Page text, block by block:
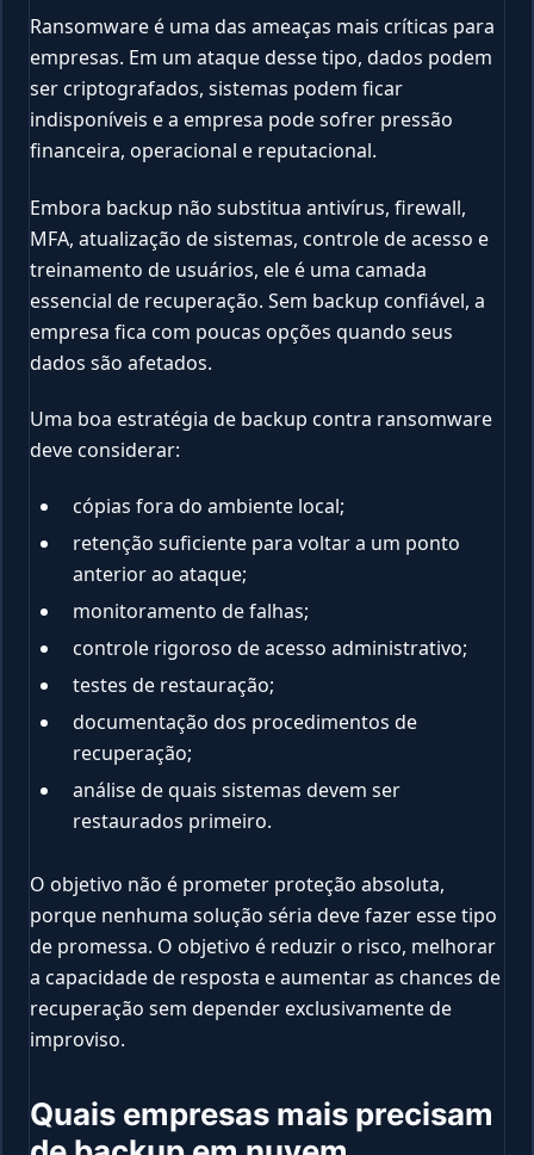
Ransomware é uma das ameaças mais críticas para
empresas. Em um ataque desse tipo, dados podem
ser criptografados, sistemas podem ficar
indisponíveis e a empresa pode sofrer pressão
financeira, operacional e reputacional.
Embora backup não substitua antivírus, firewall,
MFA, atualização de sistemas, controle de acesso e
treinamento de usuários, ele é uma camada
essencial de recuperação. Sem backup confiável, a
empresa fica com poucas opções quando seus
dados são afetados.
Uma boa estratégia de backup contra ransomware
deve considerar:
cópias fora do ambiente local;
retenção suficiente para voltar a um ponto
anterior ao ataque;
monitoramento de falhas;
controle rigoroso de acesso administrativo;
testes de restauração;
documentação dos procedimentos de
recuperação;
análise de quais sistemas devem ser
restaurados primeiro.
O objetivo não é prometer proteção absoluta,
porque nenhuma solução séria deve fazer esse tipo
de promessa. O objetivo é reduzir o risco, melhorar
a capacidade de resposta e aumentar as chances de
recuperação sem depender exclusivamente de
improviso.
Quais empresas mais precisam